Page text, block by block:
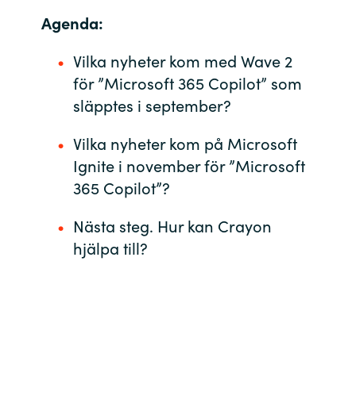
Norway
Philippines
Agenda:
Vilka nyheter kom med Wave 2
för ”Microsoft 365 Copilot” som
släpptes i september?
Vilka nyheter kom på Microsoft
Ignite i november för ”Microsoft
365 Copilot”?
Nästa steg. Hur kan Crayon
hjälpa till?